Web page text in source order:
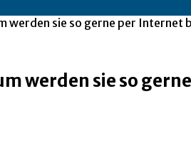
werden sie so gerne per Internet
werden sie so